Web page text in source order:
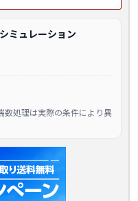
ミュレーション
数処理は実際の条件により異